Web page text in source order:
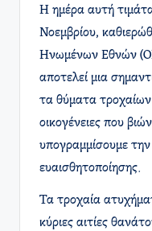
Η ημέρα αυτή
Νοεμβρίου,
Ηνωμένων Εθνών
αποτελεί μια
τα θύματα
οικογένειες που
υπογραμμίσουμε
ευαισθητοποίησης.
Τα τροχαία
κύριες αιτίες